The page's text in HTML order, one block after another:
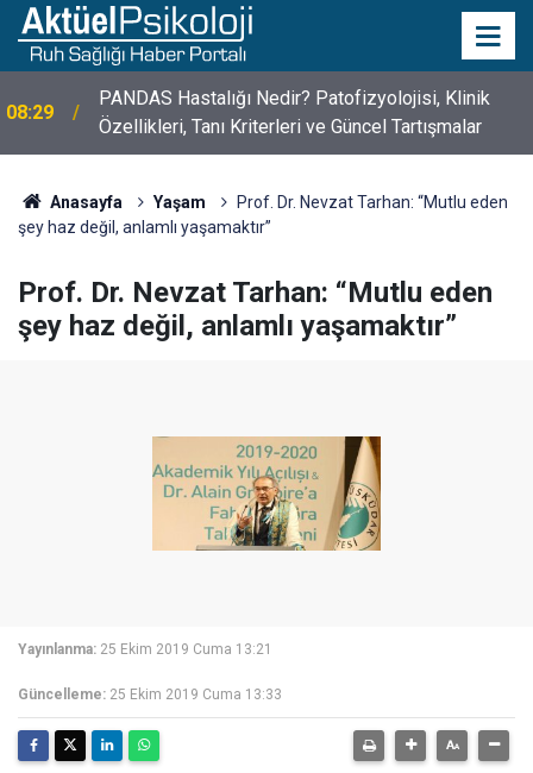
10:30
10 Mayıs Psikologlar Günü Nasıl Ortaya Çıktı? 10
Mayıs Tarihinin Hikayesi
Anasayfa Yaşam
Prof. Dr. Nevzat Tarhan: “Mutlu eden
şey haz değil, anlamlı yaşamaktır”
Prof. Dr. Nevzat Tarhan: “Mutlu eden
şey haz değil, anlamlı yaşamaktır”
Yayınlanma: 25 Ekim 2019 Cuma 13:21
Güncelleme: 25 Ekim 2019 Cuma 13:33